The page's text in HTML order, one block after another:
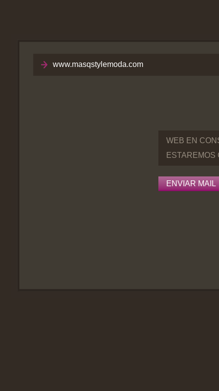
www.masqstylemoda.com
WEB EN
ESTAREMOS